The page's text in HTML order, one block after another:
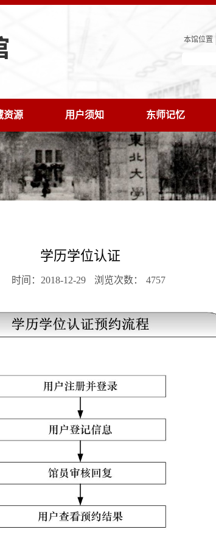
本馆位置
资源 用户须知 东师记忆
学历学位认证
时间：2018-12-29 浏览次数： 4757